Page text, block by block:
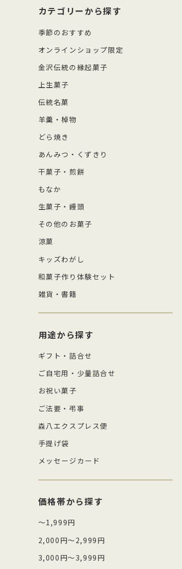
カテゴリーから探す
季節のおすすめ
オンラインショップ限定
金沢伝統の縁起菓子
上生菓子
伝統名菓
羊羹・棹物
どら焼き
あんみつ・くずきり
干菓子・煎餅
もなか
生菓子・饅頭
その他のお菓子
涼菓
キッズわがし
和菓子作り体験セット
雑貨・書籍
用途から探す
ギフト・詰合せ
ご自宅用・少量詰合せ
お祝い菓子
ご法要・弔事
森八エクスプレス便
手提げ袋
メッセージカード
価格帯から探す
～1,999円
2,000円～2,999円
3,000円～3,999円